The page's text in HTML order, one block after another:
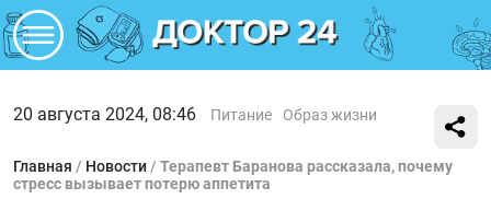
20 августа 2024, 08:46 Питание Образ жизни
Главная / Новости / Терапевт Баранова рассказала, почему
стресс вызывает потерю аппетита